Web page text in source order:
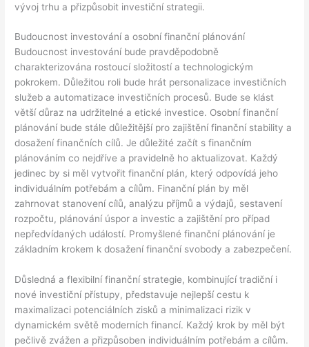
vývoj trhu a přizpůsobit investiční strategii.
Budoucnost investování a osobní finanční plánování
Budoucnost investování bude pravděpodobně
charakterizována rostoucí složitostí a technologickým
pokrokem. Důležitou roli bude hrát personalizace investičních
služeb a automatizace investičních procesů. Bude se klást
větší důraz na udržitelné a etické investice. Osobní finanční
plánování bude stále důležitější pro zajištění finanční stability a
dosažení finančních cílů. Je důležité začít s finančním
plánováním co nejdříve a pravidelně ho aktualizovat. Každý
jedinec by si měl vytvořit finanční plán, který odpovídá jeho
individuálním potřebám a cílům. Finanční plán by měl
zahrnovat stanovení cílů, analýzu příjmů a výdajů, sestavení
rozpočtu, plánování úspor a investic a zajištění pro případ
nepředvídaných událostí. Promyšlené finanční plánování je
základním krokem k dosažení finanční svobody a zabezpečení.
Důsledná a flexibilní finanční strategie, kombinující tradiční i
nové investiční přístupy, představuje nejlepší cestu k
maximalizaci potenciálních zisků a minimalizaci rizik v
dynamickém světě moderních financí. Každý krok by měl být
pečlivě zvážen a přizpůsoben individuálním potřebám a cílům.